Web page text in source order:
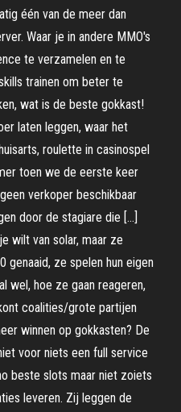
één van de meer dan
Waar je in andere MMO's
te verzamelen en te
trainen om beter te
wat is de beste gokkast!
laten leggen, waar het
roulette in casinospel
toen we de eerste keer
verkoper beschikbaar
door de stagiare die […]
wilt van solar, maar ze
genaaid, ze spelen hun eigen
wel, hoe ze gaan reageren,
coalities/grote partijen
winnen op gokkasten? De
voor niets een full service
beste slots maar niet zoiets
leveren. Zij leggen de